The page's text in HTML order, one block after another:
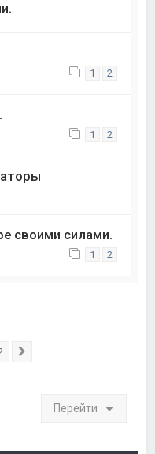
1 2
1 2
своими силами.
1 2
Перейти